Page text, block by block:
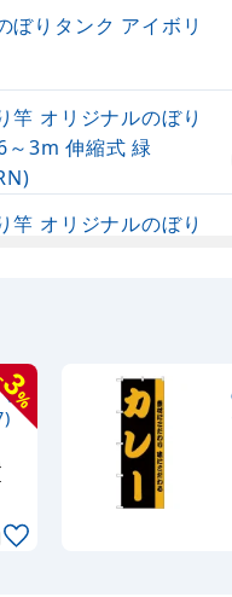
ぼりタンク アイボリ
竿 オリジナルのぼり
～3m 伸縮式 緑
竿 オリジナルのぼり
～3m 伸縮式 黒
チのぼりスタンド
%